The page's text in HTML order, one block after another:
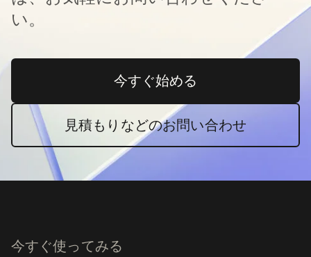
い。
今すぐ始める新しいタブで開く
見積もりなどのお問い合わせ
今すぐ使ってみる